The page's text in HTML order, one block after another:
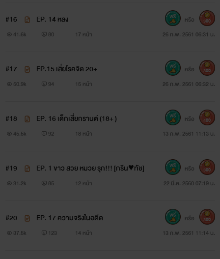
#16 EP. 14 หลง
41.6k 80 17 หน้า 26 ก.พ. 2561 06:31 น.
หรือ 300
#17 EP.15 เสี่ยโรคจิต 20+
50.9k 94 15 หน้า 26 ก.พ. 2561 06:32 น.
หรือ 300
#18 EP. 16 เด็กเสี่ยกรานต์ (18+ )
45.5k 92 18 หน้า 13 ก.พ. 2561 11:13 น.
หรือ 400
#19 EP. 1 ขาว สวย หมวย รุก!!! [กรีน♥ทัช]
31.2k 85 12 หน้า 22 มี.ค. 2560 07:19 น.
หรือ 300
#20 EP. 17 ความจริงในอดีต
37.5k 123 14 หน้า 13 ก.พ. 2561 11:14 น.
หรือ 300